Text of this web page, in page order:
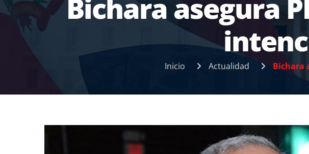
Bichara asegura
Inicio Actualidad Bichara